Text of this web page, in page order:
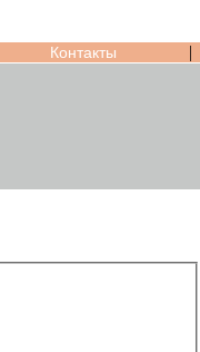
Контакты |